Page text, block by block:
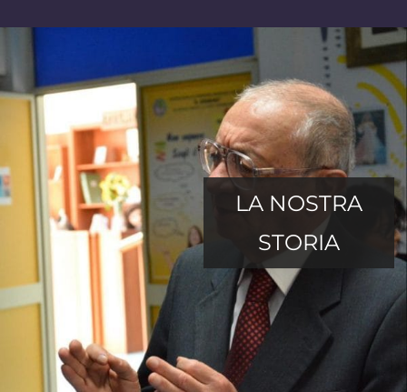
LA NOSTRA
STORIA